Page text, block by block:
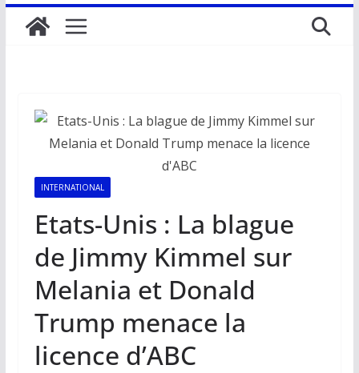
INTERNATIONAL
Etats-Unis : La blague
de Jimmy Kimmel sur
Melania et Donald
Trump menace la
licence d’ABC